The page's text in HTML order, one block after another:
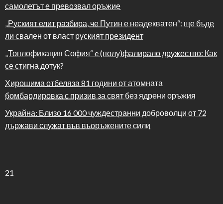
самолетът е превозвал оръжие
„Руският елит разбира, че Путин е неадекватен“: ще бъде
ли свален от власт руският президент
„Топлофикация София“ e (полу)фалирало дружество: Как
се стигна дотук?
Хирошима отбеляза 81 години от атомната
бомбардировка с призив за свят без ядрени оръжия
Украйна: Близо 16 000 чуждестранни доброволци от 72
държави служат във въоръжените сили
21